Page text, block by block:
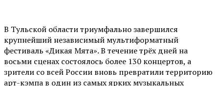
В Тульской области триумфально завершился
крупнейший независимый мультиформатный
фестиваль «Дикая Мята». В течение трёх дней на
восьми сценах состоялось более 130 концертов, а
зрители со всей России вновь превратили территорию
арт-кэмпа в один из самых ярких музыкальных